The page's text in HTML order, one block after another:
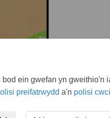
ein gwefan yn gweithio'n
preifatrwydd a'n polisi